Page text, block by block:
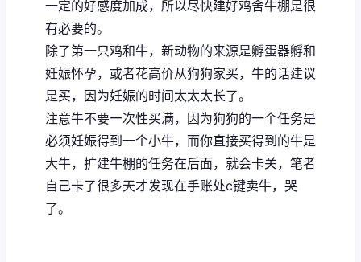
一定的好感度加成，所以尽快建好鸡舍牛棚是很
有必要的。
除了第一只鸡和牛，新动物的来源是孵蛋器孵和
妊娠怀孕，或者花高价从狗狗家买，牛的话建议
是买，因为妊娠的时间太太太长了。
注意牛不要一次性买满，因为狗狗的一个任务是
必须妊娠得到一个小牛，而你直接买得到的牛是
大牛，扩建牛棚的任务在后面，就会卡关，笔者
自己卡了很多天才发现在手账处c键卖牛，哭
了。